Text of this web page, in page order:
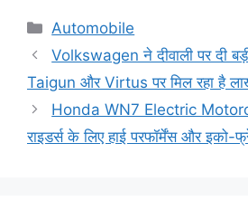
Categories
Automobile
Volkswagen ने दीवाली पर दी
Taigun और Virtus पर मिल रहा है
Honda WN7 Electric
राइडर्स के लिए हाई परफॉर्मेंस और इको-